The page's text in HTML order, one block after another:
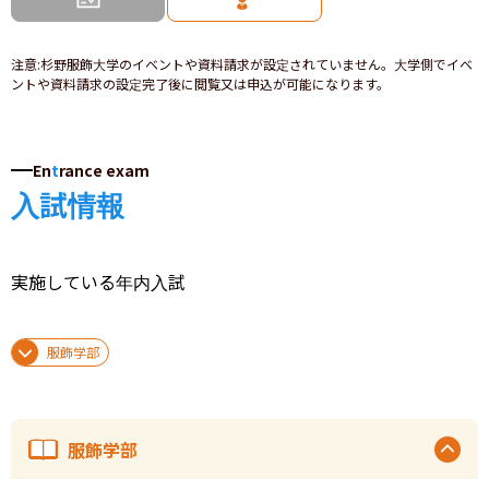
注意:杉野服飾大学のイベントや資料請求が設定されていません。大学側でイベ
ントや資料請求の設定完了後に閲覧又は申込が可能になります。
Entrance exam
入試情報
実施している年内入試
服飾学部
服飾学部